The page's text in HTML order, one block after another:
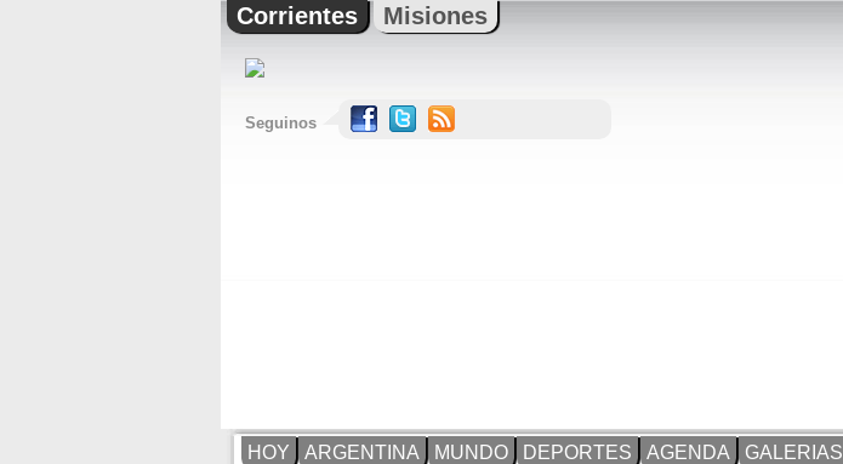
Corrientes Misiones
Seguinos
HOY ARGENTINA MUNDO DEPORTES AGENDA GALERIAS